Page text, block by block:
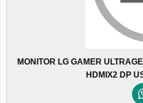
MONITOR LG GAMER
HDMIX2 DP